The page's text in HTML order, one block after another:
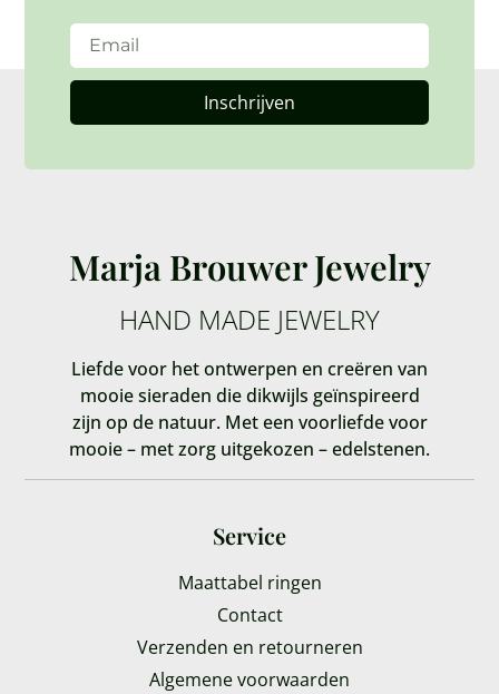
Inschrijven
Marja Brouwer Jewelry
HAND MADE JEWELRY
Liefde voor het ontwerpen en creëren van
mooie sieraden die dikwijls geïnspireerd
zijn op de natuur. Met een voorliefde voor
mooie – met zorg uitgekozen – edelstenen.
Service
Maattabel ringen
Contact
Verzenden en retourneren
Algemene voorwaarden